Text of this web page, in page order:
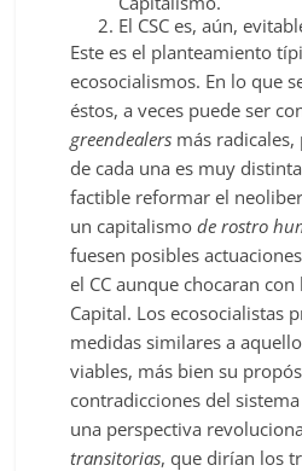
El CSC es, aún,
Este es el planteamiento
ecosocialismos. En lo que
éstos, a veces puede ser
greendealers más
de cada una es muy
factible reformar el
un capitalismode rostro
fuesen posibles
el CC aunque chocaran
Capital. Los ecosocialistas
medidas similares a
viables, más bien su
contradicciones del
una perspectiva
transitorias, que dirían los